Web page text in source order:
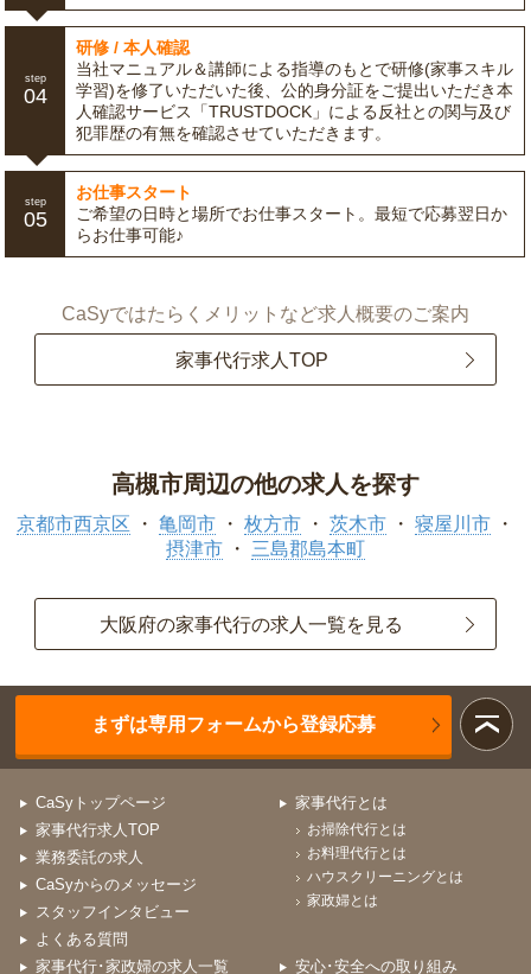
step
04
研修 / 本人確認
当社マニュアル＆講師による指導のもとで研修(家事スキル
学習)を修了いただいた後、公的身分証をご提出いただき本
人確認サービス「TRUSTDOCK」による反社との関与及び
犯罪歴の有無を確認させていただきます。
step
05
お仕事スタート
ご希望の日時と場所でお仕事スタート。最短で応募翌日か
らお仕事可能♪
CaSyではたらくメリットなど求人概要のご案内
家事代行求人TOP
高槻市周辺の他の求人を探す
京都市西京区 亀岡市 枚方市 茨木市
寝屋川市
摂津市
三島郡島本町
大阪府の家事代行の求人一覧を見る
まずは専用フォームから登録応募
CaSyトップページ
家事代行求人TOP
業務委託の求人
CaSyからのメッセージ
スタッフインタビュー
よくある質問
家事代行とは
お掃除代行とは
お料理代行とは
ハウスクリーニングとは
家政婦とは
家事代行･家政婦の求人一覧 安心･安全への取り組み